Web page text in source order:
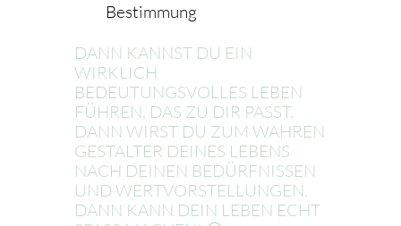
Bestimmung
DANN KANNST DU EIN
WIRKLICH
BEDEUTUNGSVOLLES LEBEN
FÜHREN, DAS ZU DIR PASST.
DANN WIRST DU ZUM WAHREN
GESTALTER DEINES LEBENS
NACH DEINEN BEDÜRFNISSEN
UND WERTVORSTELLUNGEN.
DANN KANN DEIN LEBEN ECHT